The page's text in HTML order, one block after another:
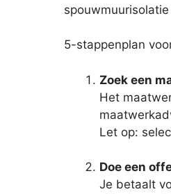
5-stappenplan
Zoek een
Het
Let op:
Doe een
Je betaalt